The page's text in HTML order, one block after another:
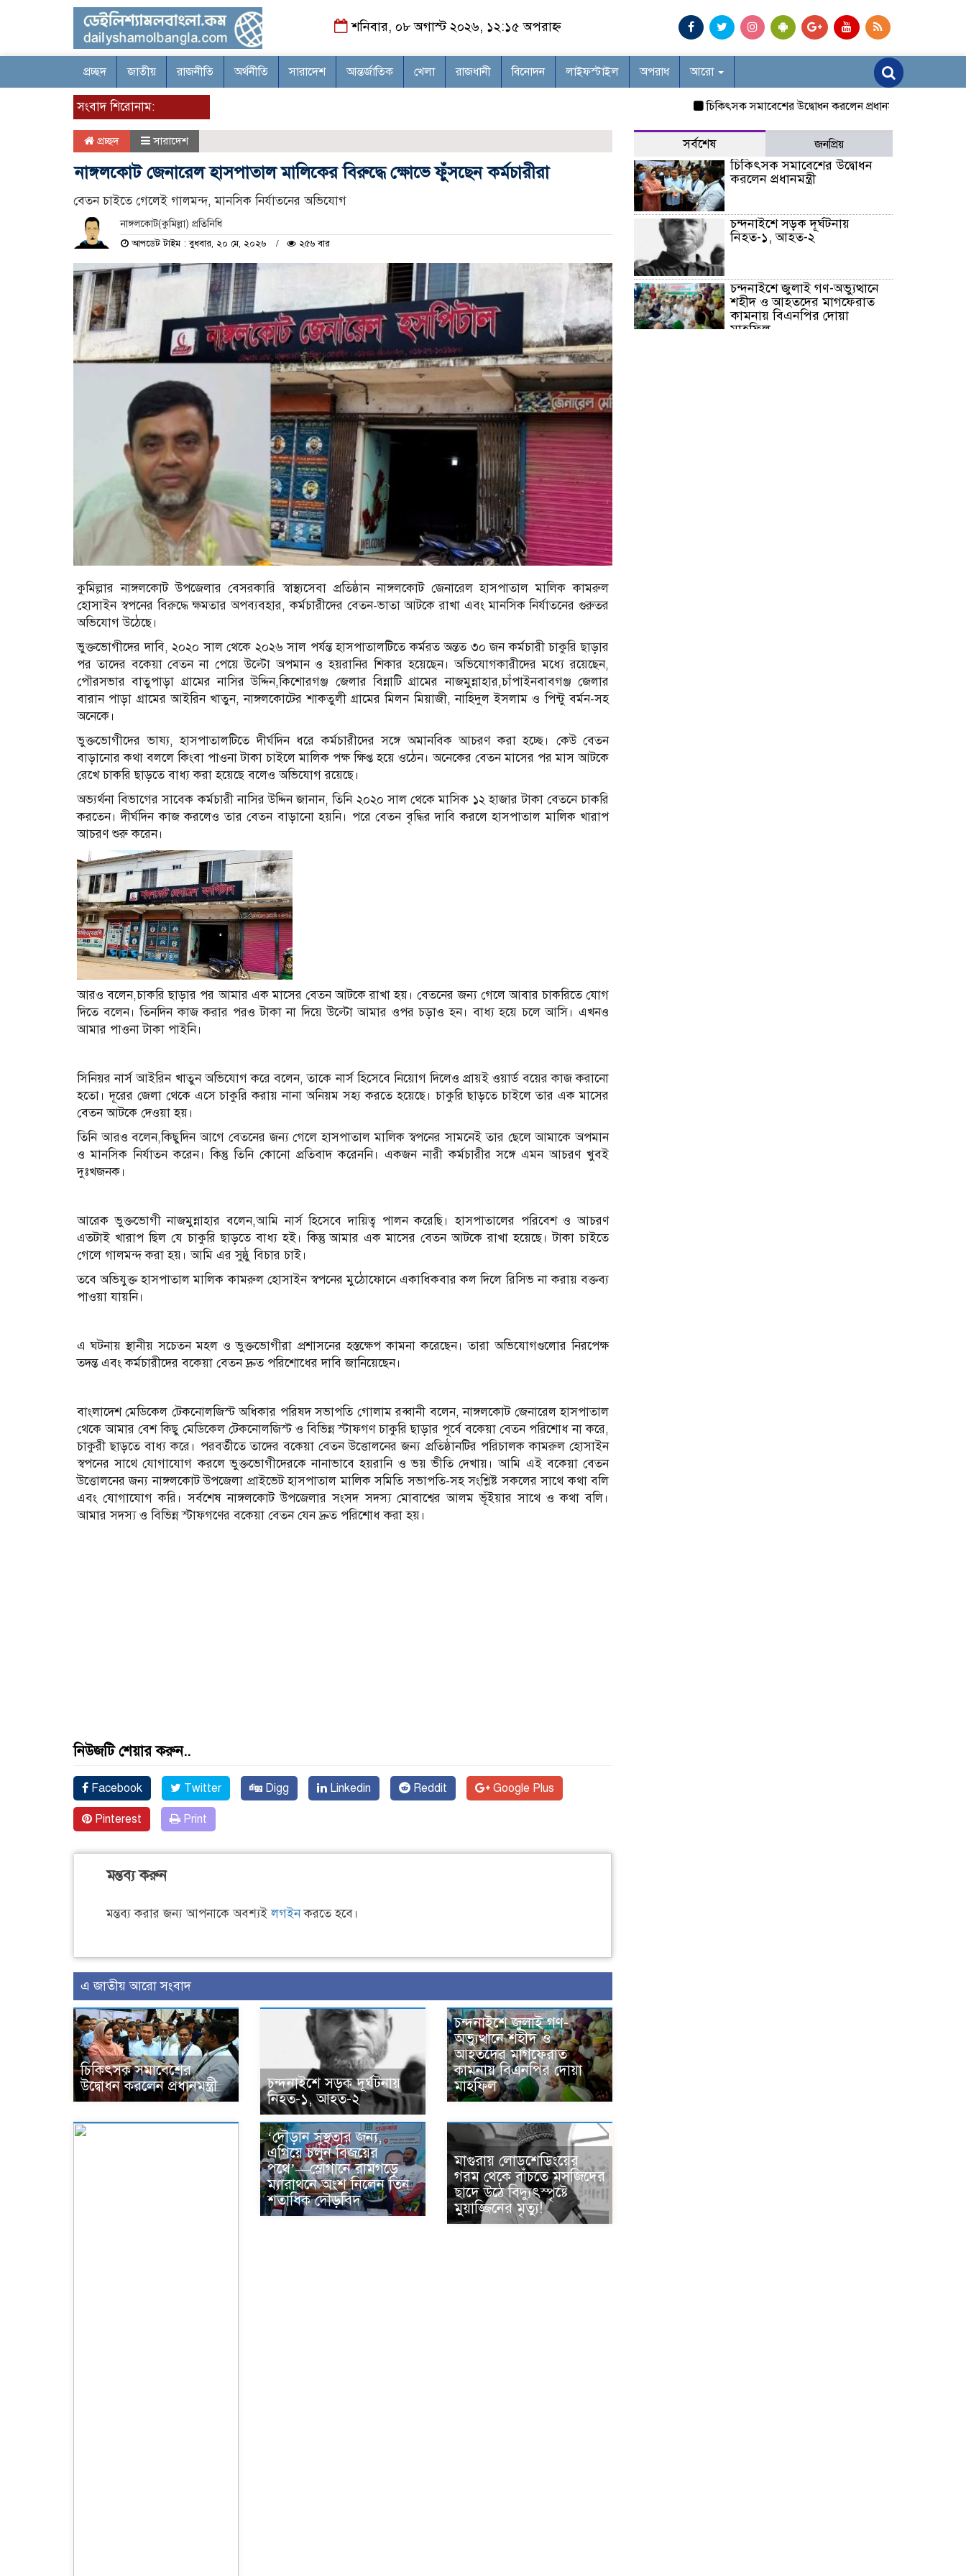
শনিবার, ০৮ অগাস্ট ২০২৬, ১২:১৫ অপরাহ্ন
প্রচ্ছদ জাতীয় রাজনীতি অর্থনীতি সারাদেশ আন্তর্জাতিক খেলা রাজধানী বিনোদন লাইফস্টাইল অপরাধ আরো
সংবাদ শিরোনাম: চিকিৎসক সমাবেশের উদ্বোধন করলেন প্রধানমন্ত্রী চন্দনাইশে সড়ক
প্রচ্ছদ সারাদেশ
নাঙ্গলকোট জেনারেল হাসপাতাল মালিকের বিরুদ্ধে ক্ষোভে ফুঁসছেন কর্মচারীরা
বেতন চাইতে গেলেই গালমন্দ, মানসিক নির্যাতনের অভিযোগ
নাঙ্গলকোট(কুমিল্লা) প্রতিনিধি
আপডেট টাইম : বুধবার, ২০ মে, ২০২৬ ২৫৬ বার
কুমিল্লার নাঙ্গলকোট উপজেলার বেসরকারি স্বাস্থ্যসেবা প্রতিষ্ঠান নাঙ্গলকোট জেনারেল হাসপাতাল মালিক কামরুল
হোসাইন স্বপনের বিরুদ্ধে ক্ষমতার অপব্যবহার, কর্মচারীদের বেতন-ভাতা আটকে রাখা এবং মানসিক নির্যাতনের গুরুতর
অভিযোগ উঠেছে।
ভুক্তভোগীদের দাবি, ২০২০ সাল থেকে ২০২৬ সাল পর্যন্ত হাসপাতালটিতে কর্মরত অন্তত ৩০ জন কর্মচারী চাকুরি ছাড়ার
পর তাদের বকেয়া বেতন না পেয়ে উল্টো অপমান ও হয়রানির শিকার হয়েছেন। অভিযোগকারীদের মধ্যে রয়েছেন,
পৌরসভার বাতুপাড়া গ্রামের নাসির উদ্দিন,কিশোরগঞ্জ জেলার বিন্নাটি গ্রামের নাজমুন্নাহার,চাঁপাইনবাবগঞ্জ জেলার
বারান পাড়া গ্রামের আইরিন খাতুন, নাঙ্গলকোটের শাকতুলী গ্রামের মিলন মিয়াজী, নাহিদুল ইসলাম ও পিন্টু বর্মন-সহ
অনেকে।
ভুক্তভোগীদের ভাষ্য, হাসপাতালটিতে দীর্ঘদিন ধরে কর্মচারীদের সঙ্গে অমানবিক আচরণ করা হচ্ছে। কেউ বেতন
বাড়ানোর কথা বললে কিংবা পাওনা টাকা চাইলে মালিক পক্ষ ক্ষিপ্ত হয়ে ওঠেন। অনেকের বেতন মাসের পর মাস আটকে
রেখে চাকরি ছাড়তে বাধ্য করা হয়েছে বলেও অভিযোগ রয়েছে।
অভ্যর্থনা বিভাগের সাবেক কর্মচারী নাসির উদ্দিন জানান, তিনি ২০২০ সাল থেকে মাসিক ১২ হাজার টাকা বেতনে চাকরি
করতেন। দীর্ঘদিন কাজ করলেও তার বেতন বাড়ানো হয়নি। পরে বেতন বৃদ্ধির দাবি করলে হাসপাতাল মালিক খারাপ
আচরণ শুরু করেন।
আরও বলেন,চাকরি ছাড়ার পর আমার এক মাসের বেতন আটকে রাখা হয়। বেতনের জন্য গেলে আবার চাকরিতে যোগ
দিতে বলেন। তিনদিন কাজ করার পরও টাকা না দিয়ে উল্টো আমার ওপর চড়াও হন। বাধ্য হয়ে চলে আসি। এখনও
আমার পাওনা টাকা পাইনি।
সিনিয়র নার্স আইরিন খাতুন অভিযোগ করে বলেন, তাকে নার্স হিসেবে নিয়োগ দিলেও প্রায়ই ওয়ার্ড বয়ের কাজ করানো
হতো। দূরের জেলা থেকে এসে চাকুরি করায় নানা অনিয়ম সহ্য করতে হয়েছে। চাকুরি ছাড়তে চাইলে তার এক মাসের
বেতন আটকে দেওয়া হয়।
তিনি আরও বলেন,কিছুদিন আগে বেতনের জন্য গেলে হাসপাতাল মালিক স্বপনের সামনেই তার ছেলে আমাকে অপমান
ও মানসিক নির্যাতন করেন। কিন্তু তিনি কোনো প্রতিবাদ করেননি। একজন নারী কর্মচারীর সঙ্গে এমন আচরণ খুবই
দুঃখজনক।
আরেক ভুক্তভোগী নাজমুন্নাহার বলেন,আমি নার্স হিসেবে দায়িত্ব পালন করেছি। হাসপাতালের পরিবেশ ও আচরণ
এতটাই খারাপ ছিল যে চাকুরি ছাড়তে বাধ্য হই। কিন্তু আমার এক মাসের বেতন আটকে রাখা হয়েছে। টাকা চাইতে
গেলে গালমন্দ করা হয়। আমি এর সুষ্ঠু বিচার চাই।
তবে অভিযুক্ত হাসপাতাল মালিক কামরুল হোসাইন স্বপনের মুঠোফোনে একাধিকবার কল দিলে রিসিভ না করায় বক্তব্য
পাওয়া যায়নি।
এ ঘটনায় স্থানীয় সচেতন মহল ও ভুক্তভোগীরা প্রশাসনের হস্তক্ষেপ কামনা করেছেন। তারা অভিযোগগুলোর নিরপেক্ষ
তদন্ত এবং কর্মচারীদের বকেয়া বেতন দ্রুত পরিশোধের দাবি জানিয়েছেন।
বাংলাদেশ মেডিকেল টেকনোলজিস্ট অধিকার পরিষদ সভাপতি গোলাম রব্বানী বলেন, নাঙ্গলকোট জেনারেল হাসপাতাল
থেকে আমার বেশ কিছু মেডিকেল টেকনোলজিস্ট ও বিভিন্ন স্টাফগণ চাকুরি ছাড়ার পূর্বে বকেয়া বেতন পরিশোধ না করে,
চাকুরী ছাড়তে বাধ্য করে। পরবর্তীতে তাদের বকেয়া বেতন উত্তোলনের জন্য প্রতিষ্ঠানটির পরিচালক কামরুল হোসাইন
স্বপনের সাথে যোগাযোগ করলে ভুক্তভোগীদেরকে নানাভাবে হয়রানি ও ভয় ভীতি দেখায়। আমি এই বকেয়া বেতন
উত্তোলনের জন্য নাঙ্গলকোট উপজেলা প্রাইভেট হাসপাতাল মালিক সমিতি সভাপতি-সহ সংশ্লিষ্ট সকলের সাথে কথা বলি
এবং যোগাযোগ করি। সর্বশেষ নাঙ্গলকোট উপজেলার সংসদ সদস্য মোবাশ্বের আলম ভূঁইয়ার সাথে ও কথা বলি।
আমার সদস্য ও বিভিন্ন স্টাফগণের বকেয়া বেতন যেন দ্রুত পরিশোধ করা হয়।
নিউজটি শেয়ার করুন..
Facebook Twitter Digg Linkedin Reddit Google Plus
Pinterest Print
মন্তব্য করুন
মন্তব্য করার জন্য আপনাকে অবশ্যইলগইনকরতে হবে।
এ জাতীয় আরো সংবাদ
চিকিৎসক সমাবেশের
উদ্বোধন করলেন প্রধানমন্ত্রী
চন্দনাইশে সড়ক দূর্ঘটনায়
নিহত-১, আহত-২
চন্দনাইশে জুলাই গণ-
অভ্যুত্থানে শহীদ ও
আহতদের মাগফেরাত
কামনায় বিএনপির দোয়া
মাহফিল
‘দৌড়ান সুস্থতার জন্য,
এগিয়ে চলুন বিজয়ের
পথে’—স্লোগানে রামগড়ে
ম্যারাথনে অংশ নিলেন তিন
শতাধিক দৌড়বিদ
মাগুরায় লোডশেডিংয়ের
গরম থেকে বাঁচতে মসজিদের
ছাদে উঠে বিদ্যুৎস্পৃষ্টে
মুয়াজ্জিনের মৃত্যু!
সর্বশেষ জনপ্রিয়
চিকিৎসক সমাবেশের উদ্বোধন
করলেন প্রধানমন্ত্রী
চন্দনাইশে সড়ক দূর্ঘটনায়
নিহত-১, আহত-২
চন্দনাইশে জুলাই গণ-অভ্যুত্থানে
শহীদ ও আহতদের মাগফেরাত
কামনায় বিএনপির দোয়া
মাহফিল